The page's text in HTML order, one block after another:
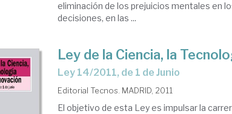
eliminación de los prejuicios mentales en
decisiones, en las ...
Ley de la Ciencia, la
ley 14/2011, de 1 de Junio
Editorial Tecnos. MADRID, 2011
El objetivo de esta Ley es impulsar la